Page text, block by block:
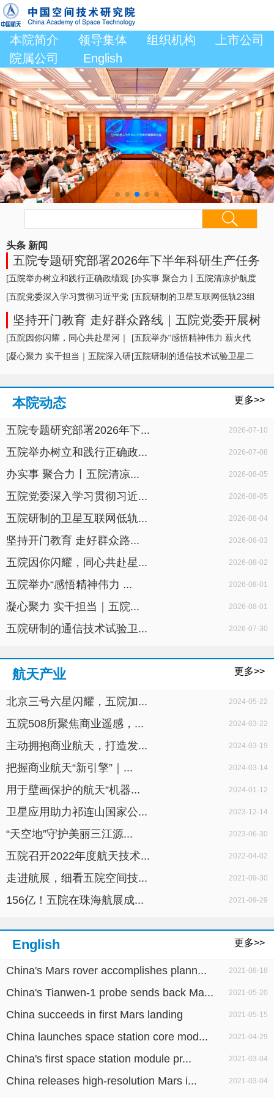
本院简介 领导集体 组织机构
上市公司
院属公司
English
头条 新闻
五院专题研究部署2026年下半年科研生产任务
形势及举措
[五院举办树立和践行正确政绩观
学习教育专题... ]
[办实事 聚合力丨五院清凉护航度
盛夏，暖心... ]
[五院党委深入学习贯彻习近平党
建思想，专题... ]
[五院研制的卫星互联网低轨23组
卫星成功发... ]
坚持开门教育 走好群众路线｜五院党委开展树
立和践行正确政绩观学习教育面对面座谈
[五院因你闪耀，同心共赴星河｜
五院举办20... ]
[五院举办“感悟精神伟力 薪火代
代相传”暨... ]
[凝心聚力 实干担当｜五院深入研[五院研制的通信技术试验卫星二
本院动态 更多>>
五院专题研究部署2026年下... 2026-07-10
五院举办树立和践行正确政... 2026-07-08
办实事 聚合力丨五院清凉... 2026-08-05
五院党委深入学习贯彻习近... 2026-08-05
五院研制的卫星互联网低轨... 2026-08-04
坚持开门教育 走好群众路... 2026-08-03
五院因你闪耀，同心共赴星... 2026-08-02
五院举办“感悟精神伟力 ... 2026-08-01
凝心聚力 实干担当｜五院... 2026-08-01
五院研制的通信技术试验卫... 2026-07-30
航天产业 更多>>
北京三号六星闪耀，五院加... 2024-05-22
五院508所聚焦商业遥感，... 2024-03-22
主动拥抱商业航天，打造发... 2024-03-19
把握商业航天“新引擎”｜... 2024-03-14
用于壁画保护的航天“机器... 2024-01-12
卫星应用助力祁连山国家公... 2023-12-14
“天空地”守护美丽三江源... 2023-06-30
五院召开2022年度航天技术... 2022-04-02
走进航展，细看五院空间技... 2021-09-30
156亿！五院在珠海航展成... 2021-09-29
English 更多>>
China's Mars rover accomplishes plann... 2021-08-18
China's Tianwen-1 probe sends back Ma... 2021-05-20
China succeeds in first Mars landing 2021-05-15
China launches space station core mod... 2021-04-29
China's first space station module pr... 2021-03-04
China releases high-resolution Mars i... 2021-03-04